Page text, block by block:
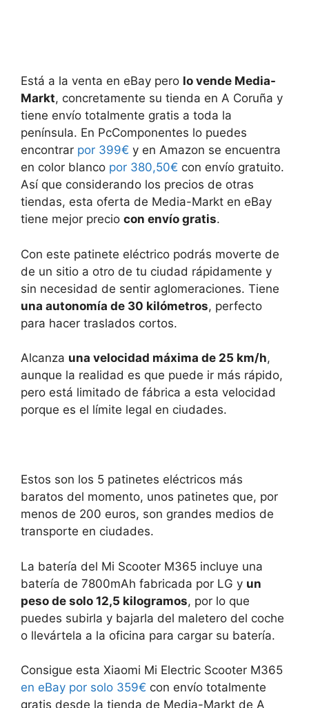
Está a la venta en eBay pero lo vende Media-
Markt, concretamente su tienda en A Coruña y
tiene envío totalmente gratis a toda la
península. En PcComponentes lo puedes
encontrar por 399€ y en Amazon se encuentra
en color blanco por 380,50€ con envío gratuito.
Así que considerando los precios de otras
tiendas, esta oferta de Media-Markt en eBay
tiene mejor precio con envío gratis.
Con este patinete eléctrico podrás moverte de
de un sitio a otro de tu ciudad rápidamente y
sin necesidad de sentir aglomeraciones. Tiene
una autonomía de 30 kilómetros, perfecto
para hacer traslados cortos.
Alcanza una velocidad máxima de 25 km/h,
aunque la realidad es que puede ir más rápido,
pero está limitado de fábrica a esta velocidad
porque es el límite legal en ciudades.
Estos son los 5 patinetes eléctricos más
baratos del momento, unos patinetes que, por
menos de 200 euros, son grandes medios de
transporte en ciudades.
La batería del Mi Scooter M365 incluye una
batería de 7800mAh fabricada por LG y un
peso de solo 12,5 kilogramos, por lo que
puedes subirla y bajarla del maletero del coche
o llevártela a la oficina para cargar su batería.
Consigue esta Xiaomi Mi Electric Scooter M365
en eBay por solo 359€ con envío totalmente
gratis desde la tienda de Media-Markt de A